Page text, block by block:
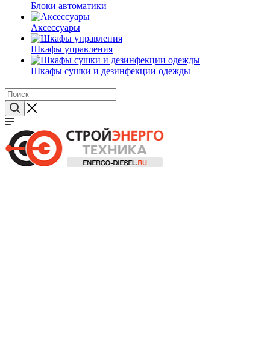
Блоки автоматики
Аксессуары
Шкафы управления
Шкафы сушки и дезинфекции одежды